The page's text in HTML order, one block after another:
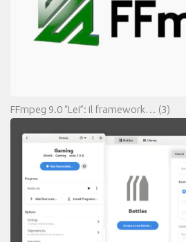
FFmpeg 9.0 “Lei”: il framework… (3)